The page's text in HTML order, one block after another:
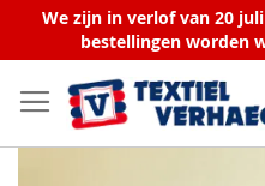
We zijn in verlof van 20
bestellingen worden
to
Content